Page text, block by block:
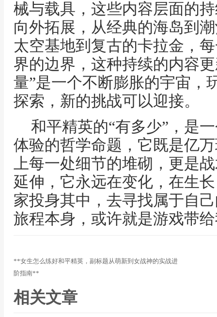
械与载具，这些内容层面的
向外拓展，从经典的海岛到
太空基地到复古的卡拉金，
界的边界，这种持续的内容
量”是一个不断膨胀的宇宙，
探索，新的挑战可以迎接。
和平精英的“有多少”，是
体验的哲学命题，它既是亿
上每一处细节的堆砌，更是
延伸，它永远在变化，在生
家投身其中，去寻找属于自
旅程本身，或许就是游戏带
**女生怎么练好和平精英，副标题从萌新到女战神的实战进
阶指南**
相关文章